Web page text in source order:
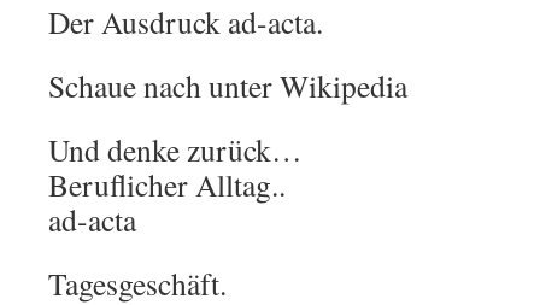
Der Ausdruck ad-acta.
Schaue nach unter Wikipedia
Und denke zurück…
Beruflicher Alltag..
ad-acta
Tagesgeschäft.